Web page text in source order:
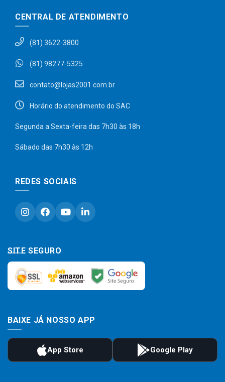
CENTRAL DE ATENDIMENTO
(81) 3622-3800
(81) 98277-5325
contato@lojas2001.com.br
Horário do atendimento do SAC
Segunda a Sexta-feira das 7h30 às 18h
Sábado das 7h30 às 12h
REDES SOCIAIS
SITE SEGURO
BAIXE JÁ NOSSO APP